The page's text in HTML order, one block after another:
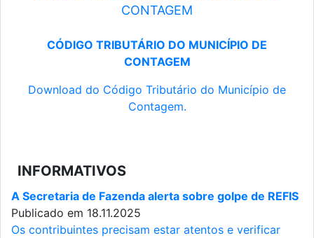
CONTAGEM
CÓDIGO TRIBUTÁRIO DO MUNICÍPIO DE
CONTAGEM
Download do Código Tributário do Município de
Contagem.
INFORMATIVOS
A Secretaria de Fazenda alerta sobre golpe de REFIS
Publicado em 18.11.2025
Os contribuintes precisam estar atentos e verificar